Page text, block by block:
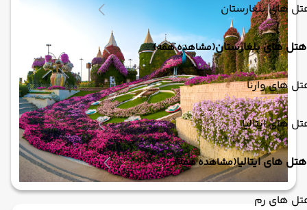
های بلغارستان
هتل های بلغارستان(مشاهده همه)
های وارنا
های ایتالیا
هتل های ایتالیا(مشاهده همه)
های رم